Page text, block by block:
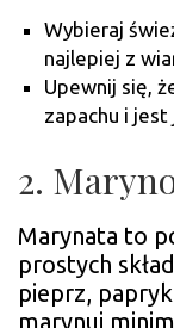
Wybieraj
najlepiej z
Upewnij się,
zapachu i
2.
Marynata to
prostych
pieprz,
marynuj